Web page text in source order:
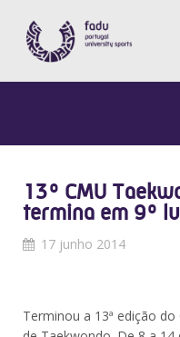
13º CMU
termina em 9º
17 junho 2014
Terminou a 13ª edição